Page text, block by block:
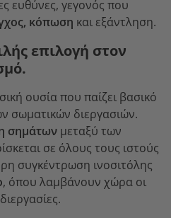
ευθύνες, γεγονός που
κόπωση και εξάντληση.
επιλογή στον
ουσία που παίζει βασικό
σωματικών διεργασιών.
σημάτων μεταξύ των
σε όλους τους ιστούς
συγκέντρωση ινοσιτόλης
, όπου λαμβάνουν χώρα οι